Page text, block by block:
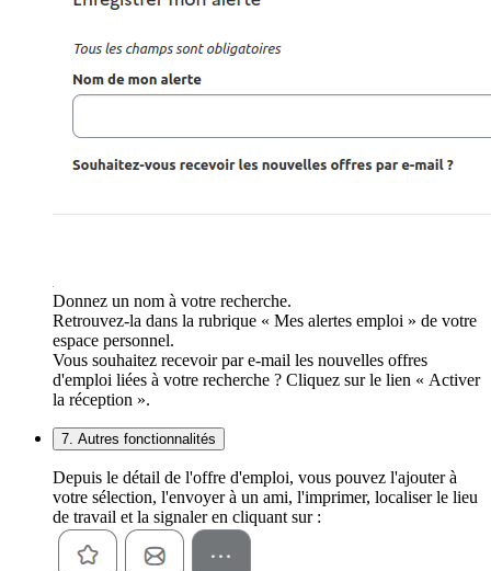
Donnez un nom à votre recherche.
Retrouvez-la dans la rubrique « Mes alertes emploi » de votre
espace personnel.
Vous souhaitez recevoir par e-mail les nouvelles offres
d'emploi liées à votre recherche ? Cliquez sur le lien « Activer
la réception ».
7. Autres fonctionnalités
Depuis le détail de l'offre d'emploi, vous pouvez l'ajouter à
votre sélection, l'envoyer à un ami, l'imprimer, localiser le lieu
de travail et la signaler en cliquant sur :